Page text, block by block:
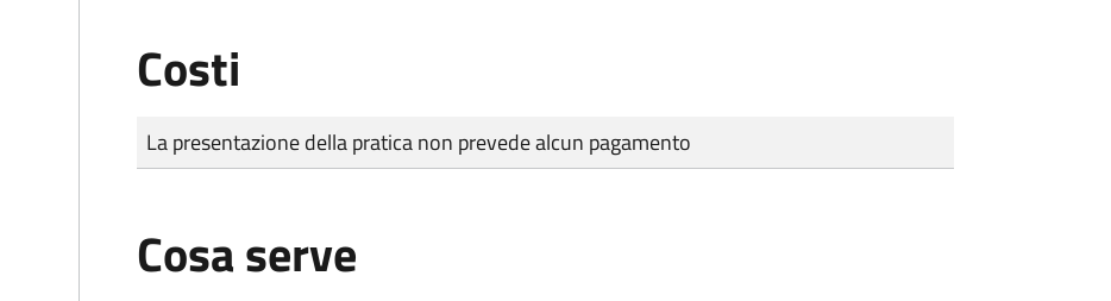
Costi
Tipo di pagamento
Importo
La presentazione della pratica non prevede alcun pagamento
Cosa serve